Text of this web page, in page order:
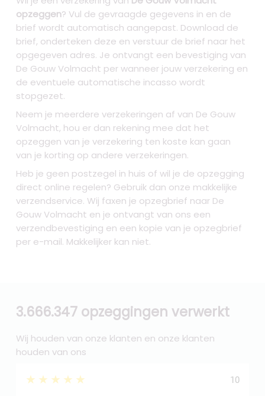
opzeggen? Vul de gevraagde gegevens in en de
brief wordt automatisch aangepast. Download de
brief, onderteken deze en verstuur de brief naar het
opgegeven adres. Je ontvangt een bevestiging van
De Gouw Volmacht per wanneer jouw verzekering en
de eventuele automatische incasso wordt
stopgezet.
Neem je meerdere verzekeringen af van De Gouw
Volmacht, hou er dan rekening mee dat het
opzeggen van je verzekering ten koste kan gaan
van je korting op andere verzekeringen.
Heb je geen postzegel in huis of wil je de opzegging
direct online regelen? Gebruik dan onze makkelijke
verzendservice. Wij faxen je opzegbrief naar De
Gouw Volmacht en je ontvangt van ons een
verzendbevestiging en een kopie van je opzegbrief
per e-mail. Makkelijker kan niet.
3.666.347 opzeggingen verwerkt
Wij houden van onze klanten en onze klanten
houden van ons
★★★★★ 10